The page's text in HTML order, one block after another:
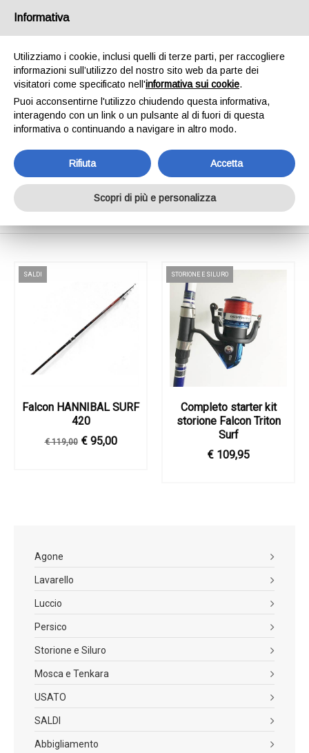
SPEDIAMO IN 24/48H - SPEDIZIONI GRATUITE
INVIA MESSAGGIO
Shop Online
Home
SALDI
Falcon HANNIBAL SURF
420
€ 119,00 € 95,00
STORIONE E SILURO
Completo starter kit
storione Falcon Triton
Surf
€ 109,95
Agone
Lavarello
Luccio
Persico
Storione e Siluro
Mosca e Tenkara
USATO
SALDI
Abbigliamento
Informativa
Utilizziamo i cookie, inclusi quelli di terze parti, per raccogliere
informazioni sull’utilizzo del nostro sito web da parte dei
visitatori come specificato nell'informativa sui cookie.
Puoi acconsentirne l'utilizzo chiudendo questa informativa,
interagendo con un link o un pulsante al di fuori di questa
informativa o continuando a navigare in altro modo.
Rifiuta Accetta
Scopri di più e personalizza